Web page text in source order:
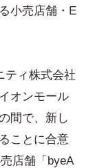
小売店舗・E
ティ株式会社
オンモール
間で、新し
ことに合意
店舗「byeA